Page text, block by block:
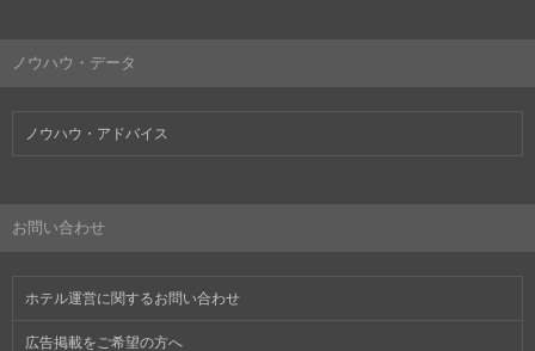
ノウハウ・データ
ノウハウ・アドバイス
お問い合わせ
ホテル運営に関するお問い合わせ
広告掲載をご希望の方へ